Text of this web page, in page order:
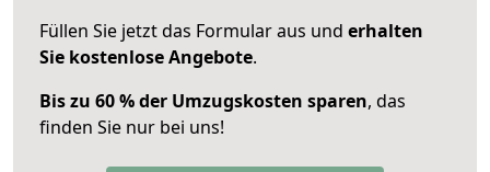
Füllen Sie jetzt das Formular aus und erhalten
Sie kostenlose Angebote.
Bis zu 60 % der Umzugskosten sparen, das
finden Sie nur bei uns!